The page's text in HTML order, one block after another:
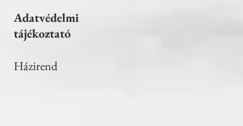
Adatvédelmi
tájékoztató
Házirend